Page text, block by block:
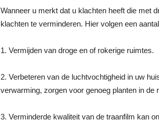
Wanneer u merkt dat u klachten heeft die met
klachten te verminderen. Hier volgen een
1. Vermijden van droge en of rokerige ruimtes.
2. Verbeteren van de luchtvochtigheid in uw
verwarming, zorgen voor genoeg planten in
3. Verminderde kwaliteit van de traanfilm kan